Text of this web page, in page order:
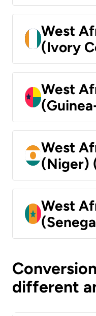
West
(Ivory
West
West
(Niger)
West
different